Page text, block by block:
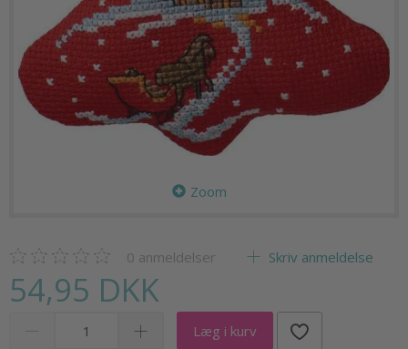
Zoom
0 anmeldelser Skriv anmeldelse
54,95 DKK
Læg i kurv